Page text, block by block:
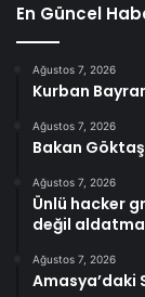
En Güncel
Ağustos 7, 2026
Kurban
Ağustos 7, 2026
Bakan
Ağustos 7, 2026
Ünlü hacker
değil
Ağustos 7, 2026
Amasya’daki